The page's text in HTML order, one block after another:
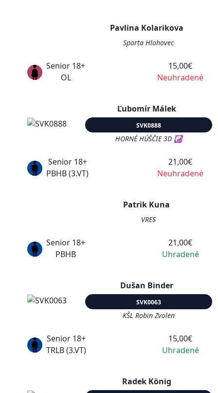
Pavlina Kolarikova
Sporta Hlohovec
Senior 18+
OL
15,00€
Neuhradené
Ľubomír Málek
SVK0888
HORNÉ HÚŠČIE 3D ☯
Senior 18+
PBHB (3.VT)
21,00€
Neuhradené
Patrik Kuna
VRES
Senior 18+
PBHB
21,00€
Uhradené
Dušan Binder
SVK0063
KŠL Robin Zvolen
Senior 18+
TRLB (3.VT)
15,00€
Uhradené
Radek König